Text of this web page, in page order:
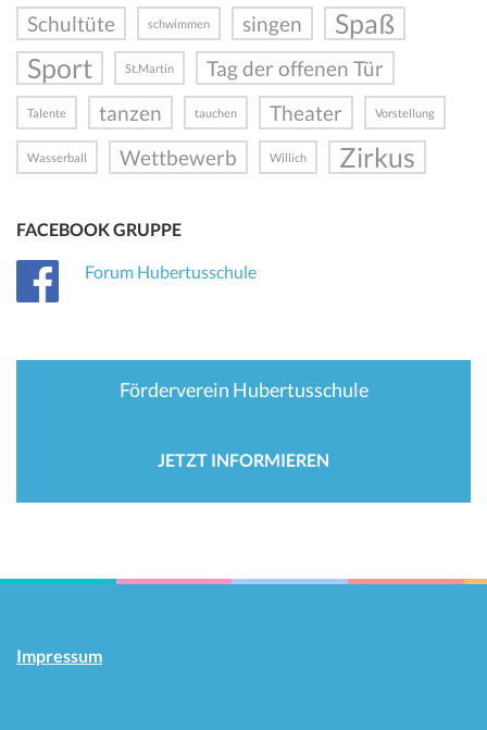
Schultüte schwimmen singen
Spaß
Sport
St.Martin Tag der offenen Tür
Talente tanzen tauchen Theater Vorstellung
Wasserball Wettbewerb Willich Zirkus
FACEBOOK GRUPPE
Forum Hubertusschule
Förderverein Hubertusschule
JETZT INFORMIEREN
Impressum